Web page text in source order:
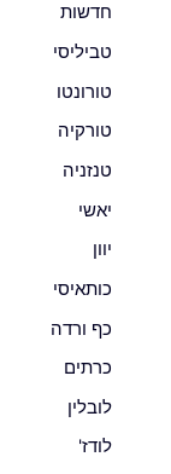
חדשות
טביליסי
טורונטו
טורקיה
טנזניה
יאשי
יוון
כותאיסי
כף ורדה
כרתים
לובלין
לודז'